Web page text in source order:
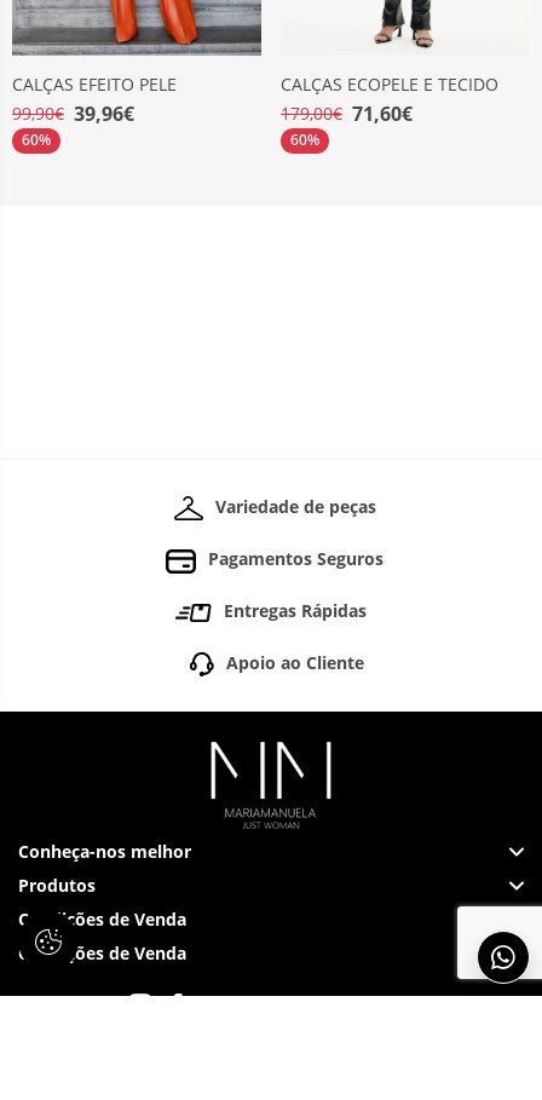
CALÇAS EFEITO PELE
99,90€ 39,96€
60%
CALÇAS ECOPELE E TECIDO
179,00€ 71,60€
60%
Variedade de peças
Pagamentos Seguros
Entregas Rápidas
Apoio ao Cliente
Conheça-nos melhor
Produtos
Condições de Venda
Condições de Venda